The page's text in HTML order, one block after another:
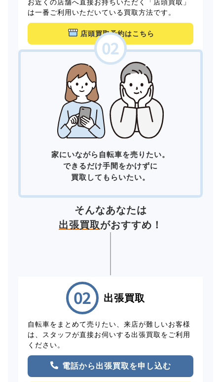
お近くの店舗へ直接お持ちいただく「店頭買取」
は一番ご利用いただいている買取方法です。
店頭買取予約はこちら
家にいながら自転車を売りたい。
できるだけ手間をかけずに
買取してもらいたい。
そんなあなたは
出張買取がおすすめ！
出張買取
自転車をまとめて売りたい、来店が難しいお客様
は、スタッフが直接お伺いする出張買取をご利用
ください。
電話から出張買取を申し込む